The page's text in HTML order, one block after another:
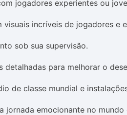
jogadores experientes ou
visuais incríveis de jogadores e
sob sua supervisão.
detalhadas para melhorar o
de classe mundial e
jornada emocionante no